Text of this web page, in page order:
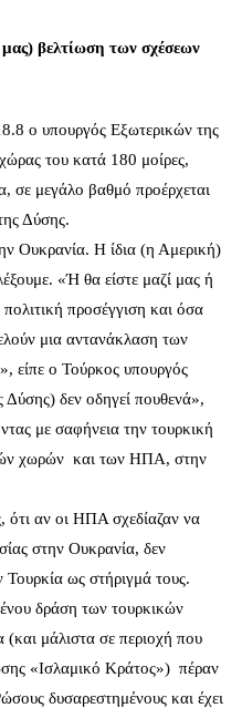
βελτίωση των σχέσεων
ο υπουργός Εξωτερικών της
του κατά 180 μοίρες,
σε μεγάλο βαθμό προέρχεται
Δύσης.
Ουκρανία. Η ίδια (η Αμερική)
«Ή θα είστε μαζί μας ή
προσέγγιση και όσα
μια αντανάκλαση των
είπε ο Τούρκος υπουργός
δεν οδηγεί πουθενά»,
με σαφήνεια την τουρκική
χωρών και των ΗΠΑ, στην
ότι αν οι ΗΠΑ σχεδίαζαν να
στην Ουκρανία, δεν
ως στήριγμά τους.
δράση των τουρκικών
μάλιστα σε περιοχή που
«Ισλαμικό Κράτος») πέραν
δυσαρεστημένους και έχει